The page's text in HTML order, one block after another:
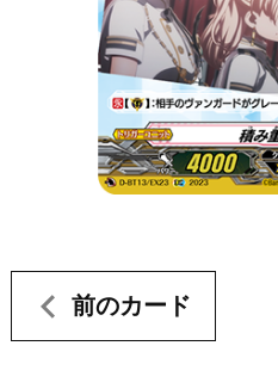
前のカード